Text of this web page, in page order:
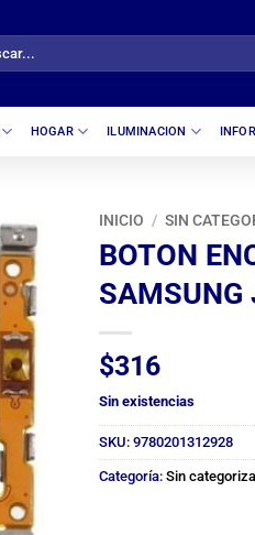
HOGAR ILUMINACION
INICIO / SIN
BOTON
$316
Sin existencias
SKU: 9780201312928
Categoría: Sin